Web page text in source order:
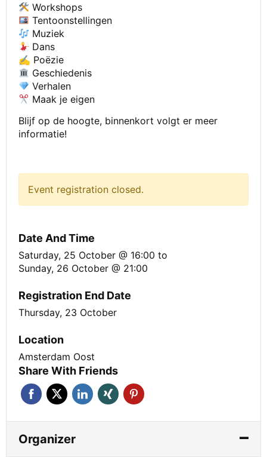
Workshops
Tentoonstellingen
Muziek
Dans
✍️ Poëzie
Geschiedenis
Verhalen
Maak je eigen
Blijf op de hoogte, binnenkort volgt er meer
informatie!
Event registration closed.
Date And Time
Saturday, 25 October @ 16:00 to
Sunday, 26 October @ 21:00
Registration End Date
Thursday, 23 October
Location
Amsterdam Oost
Share With Friends
Organizer